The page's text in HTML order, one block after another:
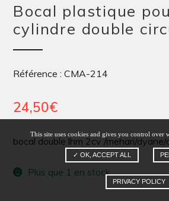
Bocal plastique
cylindre double
Référence : CMA-214
24,50€
bocal double lhm 2cv /mehari/dyane/
Plus que 1 en stock
This site uses cookies and gives you control over
✓ OK, ACCEPT ALL
PRIVACY POLICY